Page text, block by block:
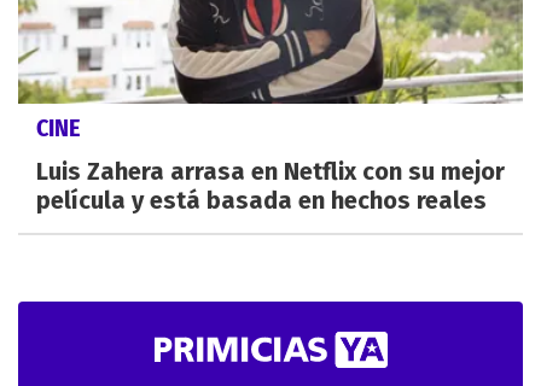
CINE
Luis Zahera arrasa en Netflix con su mejor
película y está basada en hechos reales